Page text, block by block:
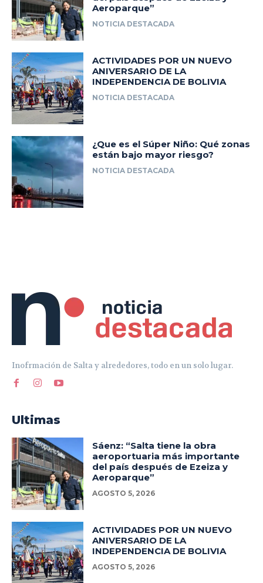
Inofrmación de Salta y alrededores, todo en un solo lugar.
Ultimas
Sáenz: “Salta tiene la obra
aeroportuaria más importante
del país después de Ezeiza y
Aeroparque”
AGOSTO 5, 2026
ACTIVIDADES POR UN NUEVO
ANIVERSARIO DE LA
INDEPENDENCIA DE BOLIVIA
AGOSTO 5, 2026